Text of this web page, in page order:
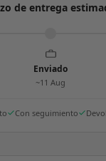
de entrega
Enviado
~11 Aug
Con seguimiento